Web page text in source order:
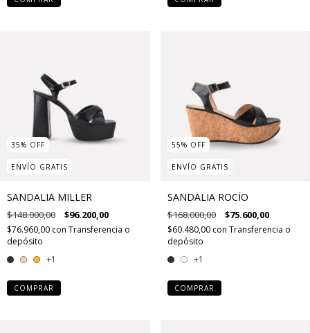
35% OFF
ENVÍO GRATIS
SANDALIA MILLER
$148.000,00 $96.200,00
$76.960,00 con Transferencia o
depósito
+1
COMPRAR
55% OFF
ENVÍO GRATIS
SANDALIA ROCÍO
$168.000,00 $75.600,00
$60.480,00 con Transferencia o
depósito
+1
COMPRAR